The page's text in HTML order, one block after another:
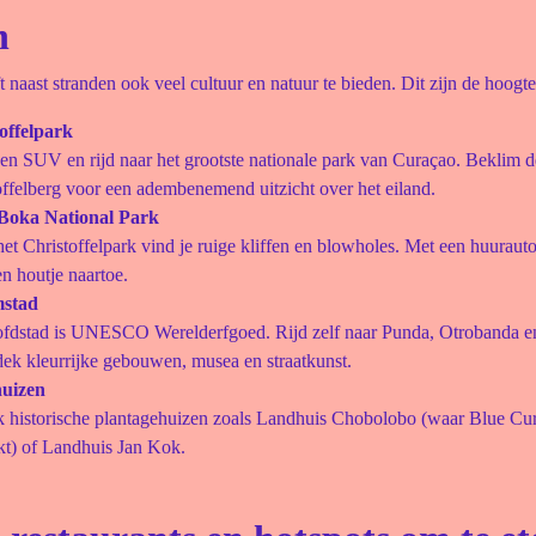
naast stranden ook veel cultuur en natuur te bieden. Dit zijn de
SUV en rijd naar het grootste nationale park van Curaçao. Beklim
voor een adembenemend uitzicht over het eiland.
National Park
Christoffelpark vind je ruige kliffen en blowholes. Met een
houtje naartoe.
is UNESCO Werelderfgoed. Rijd zelf naar Punda, Otrobanda
kleurrijke gebouwen, musea en straatkunst.
historische plantagehuizen zoals Landhuis Chobolobo (waar Blue
of Landhuis Jan Kok.